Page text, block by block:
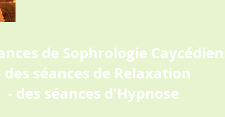
de Sophrologie
des séances de Relaxation
- des séances d'Hypnose